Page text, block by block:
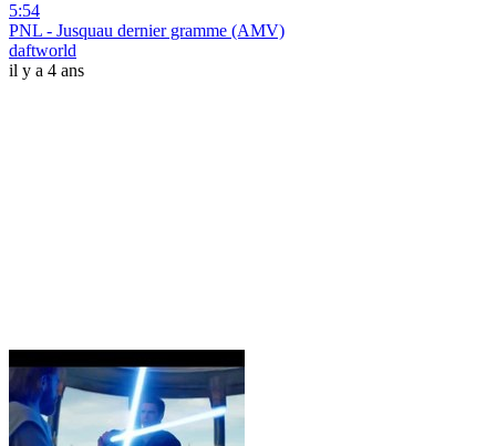
5:54
PNL - Jusquau dernier gramme (AMV)
daftworld
il y a 4 ans